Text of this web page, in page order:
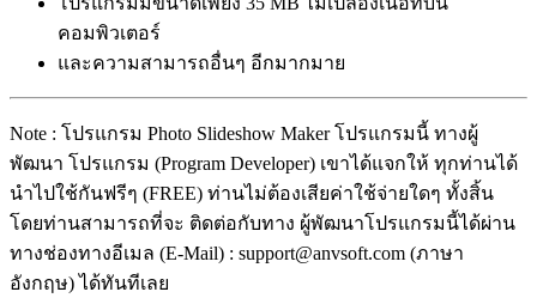
คอมพิวเตอร์
และความสามารถอื่นๆ อีกมากมาย
Note : โปรแกรม Photo Slideshow Maker โปรแกรมนี้ ทางผู้
พัฒนา โปรแกรม (Program Developer) เขาได้แจกให้ ทุกท่านได้
นำไปใช้กันฟรีๆ (FREE) ท่านไม่ต้องเสียค่าใช้จ่ายใดๆ ทั้งสิ้น
โดยท่านสามารถที่จะ ติดต่อกับทาง ผู้พัฒนาโปรแกรมนี้ได้ผ่าน
ทางช่องทางอีเมล (E-Mail) : support@anvsoft.com (ภาษา
อังกฤษ) ได้ทันทีเลย